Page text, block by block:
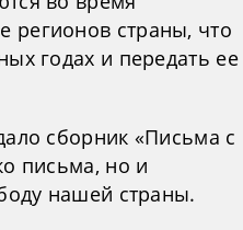
регионов страны, что
годах и передать ее
сборник «Письма с
письма, но и
нашей страны.